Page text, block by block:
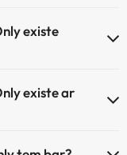
existe
existe ar